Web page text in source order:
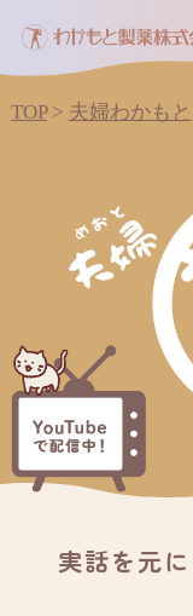
TOP> 夫婦わかもと
実話を元